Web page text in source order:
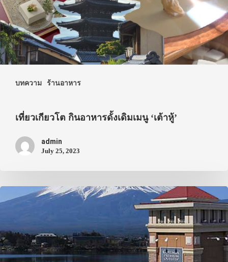
บทความ ร้านอาหาร
เที่ยวเกียวโต กินอาหารดั้งเดิมเมนู ‘เต้าหู้’
admin
July 25, 2023